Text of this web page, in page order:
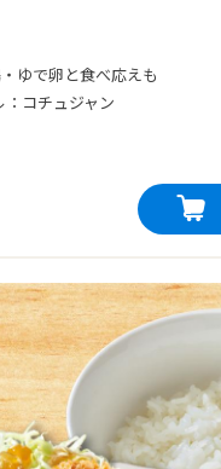
ゆで卵と食べ応えも
コチュジャン